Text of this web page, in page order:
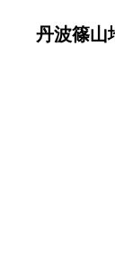
丹波篠山